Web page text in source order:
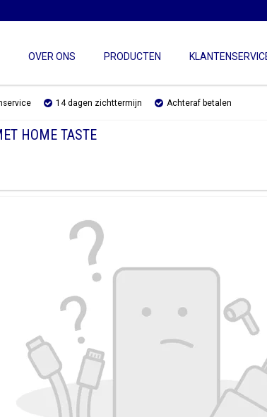
OVER ONS PRODUCTEN
14 dagen zichttermijn Achteraf betalen
HOME TASTE